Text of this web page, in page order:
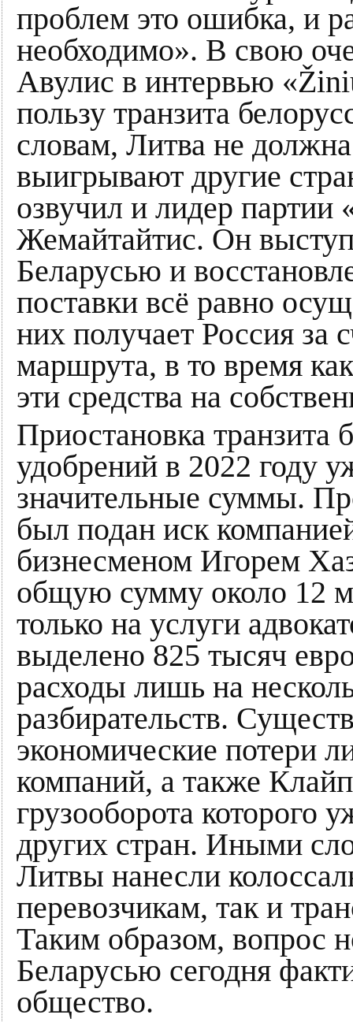
проблем это ошибка, и
необходимо». В свою
Авулис в интервью
пользу транзита
словам, Литва не
выигрывают другие
озвучил и лидер
Жемайтайтис. Он
Беларусью и
поставки всё равно
них получает Россия за
маршрута, в то время
эти средства на
Приостановка транзита
удобрений в 2022 году
значительные суммы.
был подан иск
бизнесменом Игорем
общую сумму около 12
только на услуги
выделено 825 тысяч
расходы лишь на
разбирательств.
экономические потери
компаний, а также
грузооборота которого
других стран. Иными
Литвы нанесли
перевозчикам, так и
Таким образом, вопрос
Беларусью сегодня
общество.